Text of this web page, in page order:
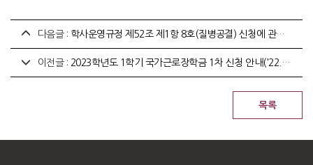
다음글 : 학사운영규정 제52조 제1항 8호(질병공결) 신청에 관한 사항 안내
이전글 : 2023학년도 1학기 국가근로장학금 1차 신청 안내('22. 11. 24.~12. 29. 18:00)